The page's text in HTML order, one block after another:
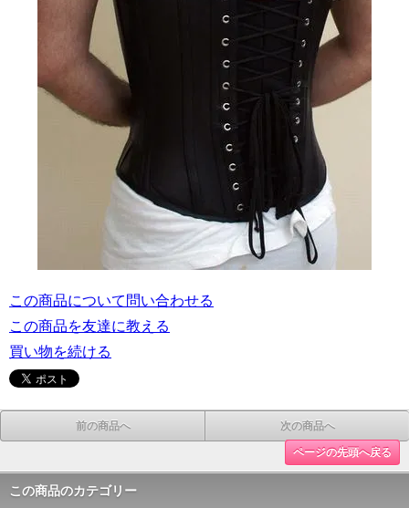
この商品について問い合わせる
この商品を友達に教える
買い物を続ける
前の商品へ 次の商品へ
ページの先頭へ戻る
この商品のカテゴリー